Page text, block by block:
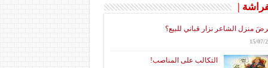
|
منزل الشاعر نزار قباني للبيع؟
15/07/
التكالب على المناصب!